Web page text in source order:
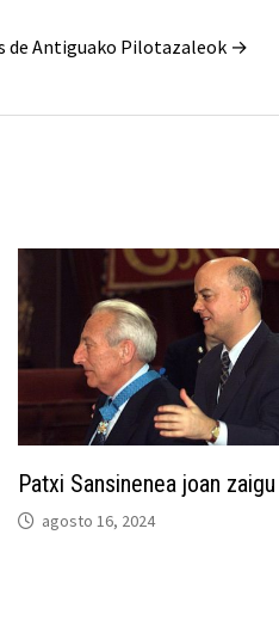
de Antiguako Pilotazaleok →
Patxi Sansinenea joan zaigu
agosto 16, 2024